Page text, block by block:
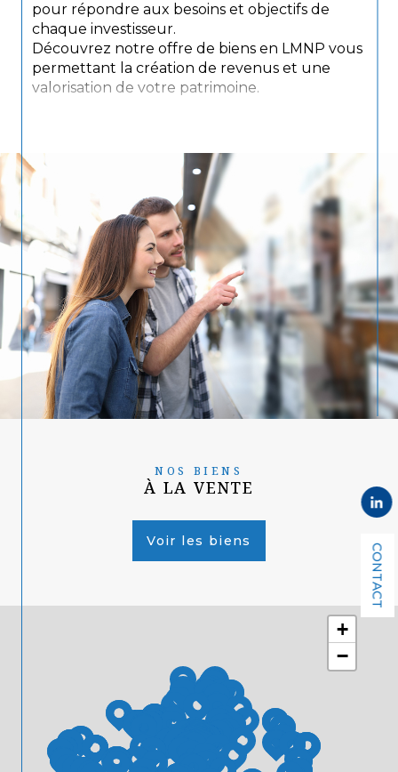
CONTACT
pour répondre aux besoins et objectifs de
chaque investisseur.
Découvrez notre offre de biens en LMNP vous
permettant la création de revenus et une
valorisation de votre patrimoine.
+
−
NOS BIENS
À LA VENTE
Voir les biens